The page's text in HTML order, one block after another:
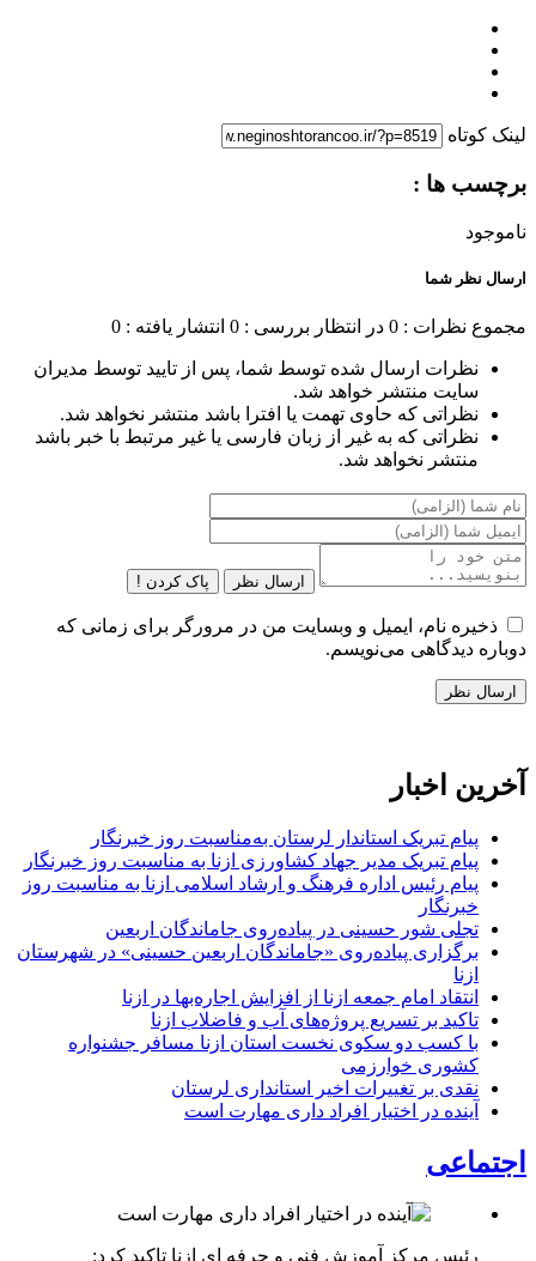
لینک کوتاه
برچسب ها :
ناموجود
ارسال نظر شما
مجموع نظرات : 0 در انتظار بررسی : 0 انتشار یافته : 0
نظرات ارسال شده توسط شما، پس از تایید توسط مدیران
سایت منتشر خواهد شد.
نظراتی که حاوی تهمت یا افترا باشد منتشر نخواهد شد.
نظراتی که به غیر از زبان فارسی یا غیر مرتبط با خبر باشد
منتشر نخواهد شد.
ارسال نظر پاک کردن !
ذخیره نام، ایمیل و وبسایت من در مرورگر برای زمانی که
دوباره دیدگاهی می‌نویسم.
آخرین اخبار
پیام تبریک استاندار لرستان به‌مناسبت روز خبرنگار
پیام تبریک مدیر جهاد کشاورزی ازنا به مناسبت روز خبرنگار
پیام رئیس اداره فرهنگ و ارشاد اسلامی ازنا به مناسبت روز
خبرنگار
تجلی شور حسینی در پیاده‌روی جاماندگان اربعین
برگزاری پیاده‌روی «جاماندگان اربعین حسینی» در شهرستان
ازنا
انتقاد امام جمعه ازنا از افزایش اجاره‌بها در ازنا
تاکید بر تسریع پروژه‌های آب و فاضلاب ازنا
با کسب دو سکوی نخست استان ازنا مسافر جشنواره
کشوری خوارزمی
نقدی بر تغییرات اخیر استانداری لرستان
آینده در اختیار افراد داری مهارت است
اجتماعی
رئیس مرکز آموزش فنی و حرفه ای ازنا تاکید کرد: